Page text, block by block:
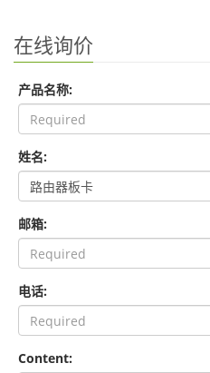
在线询价
产品名称:
姓名:
邮箱:
电话:
Content: